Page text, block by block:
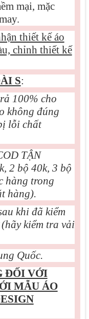
mại, mặc
thiết kế áo
chỉnh thiết kế
S:
100% cho
không đúng
lỗi chất
TẬN
2 bộ 40k, 3 bộ
hàng trong
hàng).
khi đã kiểm
kiểm tra vải
Quốc.
ĐỐI VỚI
MẪU ÁO